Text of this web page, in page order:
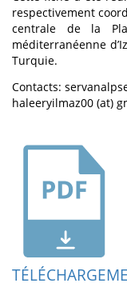
respectivement
centrale de la
méditerranéenne
Turquie.
Contacts:
haleeryilmaz00 (at)